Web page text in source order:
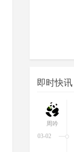
即时快讯
03-02
周吟